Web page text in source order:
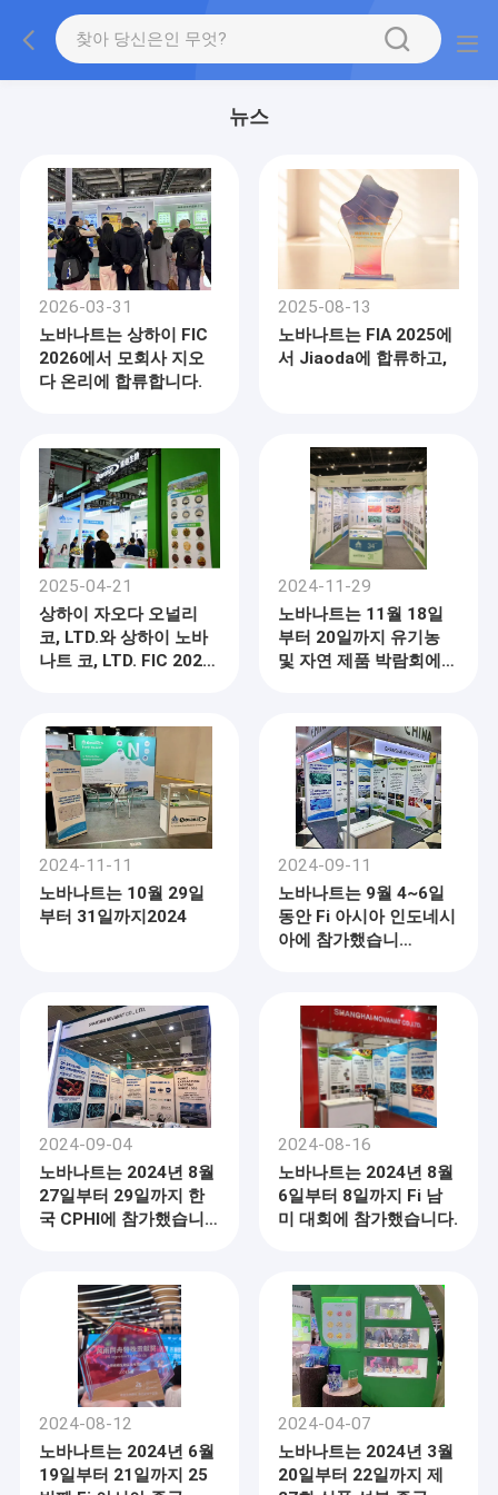
뉴스
2026-03-31
노바나트는 상하이 FIC
2026에서 모회사 지오
다 온리에 합류합니다.
2025-08-13
노바나트는 FIA 2025에
서 Jiaoda에 합류하고,
2025-04-21
상하이 자오다 오널리
코, LTD.와 상하이 노바
나트 코, LTD. FIC 2025
2024-11-29
노바나트는 11월 18일
부터 20일까지 유기농
및 자연 제품 박람회에
2024-11-11
노바나트는 10월 29일
부터 31일까지2024
2024-09-11
노바나트는 9월 4~6일
동안 Fi 아시아 인도네시
아에 참가했습니
2024-09-04
노바나트는 2024년 8월
27일부터 29일까지 한
국 CPHI에 참가했습니
2024-08-16
노바나트는 2024년 8월
6일부터 8일까지 Fi 남
미 대회에 참가했습니다.
2024-08-12
노바나트는 2024년 6월
19일부터 21일까지 25
2024-04-07
노바나트는 2024년 3월
20일부터 22일까지 제